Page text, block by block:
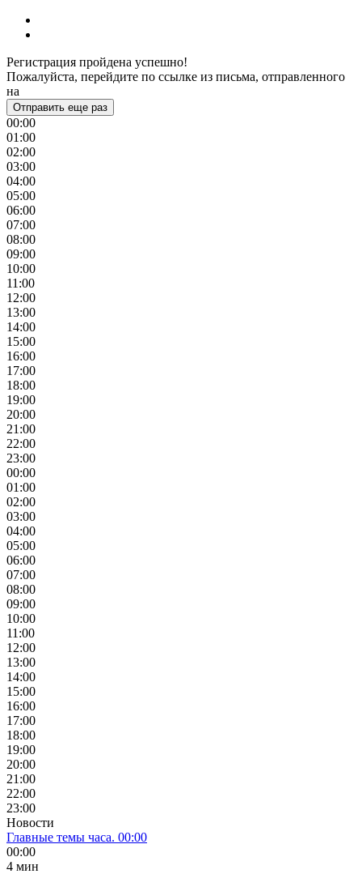
Регистрация пройдена успешно!
Пожалуйста, перейдите по ссылке из письма, отправленного
на
Отправить еще раз
00:00
01:00
02:00
03:00
04:00
05:00
06:00
07:00
08:00
09:00
10:00
11:00
12:00
13:00
14:00
15:00
16:00
17:00
18:00
19:00
20:00
21:00
22:00
23:00
00:00
01:00
02:00
03:00
04:00
05:00
06:00
07:00
08:00
09:00
10:00
11:00
12:00
13:00
14:00
15:00
16:00
17:00
18:00
19:00
20:00
21:00
22:00
23:00
Новости
Главные темы часа. 00:00
00:00
4 мин